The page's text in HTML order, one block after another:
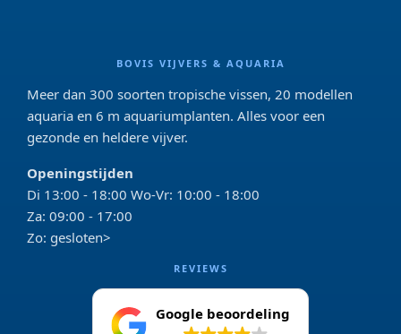
BOVIS VIJVERS & AQUARIA
Meer dan 300 soorten tropische vissen, 20 modellen
aquaria en 6 m aquariumplanten. Alles voor een
gezonde en heldere vijver.
Openingstijden
Di 13:00 - 18:00 Wo-Vr: 10:00 - 18:00
Za: 09:00 - 17:00
Zo: gesloten>
REVIEWS
Google beoordeling